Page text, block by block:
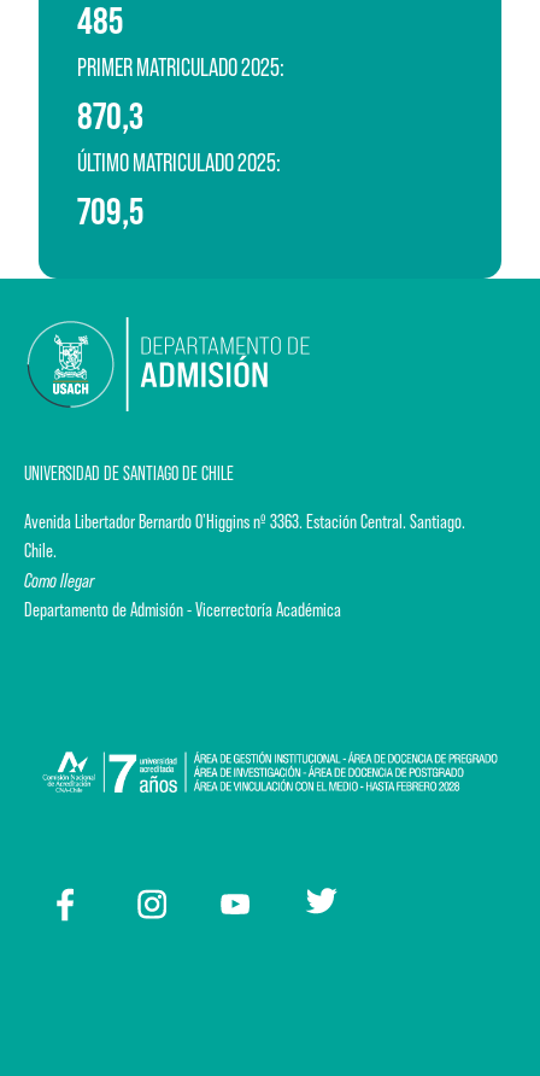
485
PRIMER MATRICULADO 2025:
870,3
ÚLTIMO MATRICULADO 2025:
709,5
UNIVERSIDAD DE SANTIAGO DE CHILE
Avenida Libertador Bernardo O'Higgins nº 3363. Estación Central. Santiago.
Chile.
Como llegar
Departamento de Admisión - Vicerrectoría Académica